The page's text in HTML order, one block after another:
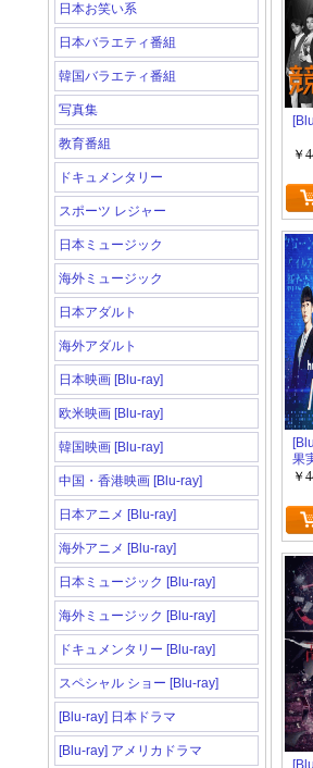
日本お笑い系
日本バラエティ番組
韓国バラエティ番組
写真集
教育番組
ドキュメンタリー
スポーツ レジャー
日本ミュージック
海外ミュージック
日本アダルト
海外アダルト
日本映画 [Blu-ray]
欧米映画 [Blu-ray]
韓国映画 [Blu-ray]
中国・香港映画 [Blu-ray]
日本アニメ [Blu-ray]
海外アニメ [Blu-ray]
日本ミュージック [Blu-ray]
海外ミュージック [Blu-ray]
ドキュメンタリー [Blu-ray]
スペシャル ショー [Blu-ray]
[Blu-ray] 日本ドラマ
[Blu-ray] アメリカドラマ
￥
果
フ
￥